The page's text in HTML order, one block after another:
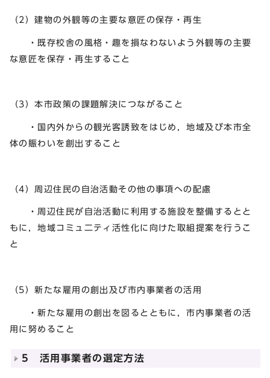
（2）建物の外観等の主要な意匠の保存・再生
・既存校舎の風格・趣を損なわないよう外観等の主要
な意匠を保存・再生すること
（3）本市政策の課題解決につながること
・国内外からの観光客誘致をはじめ，地域及び本市全
体の賑わいを創出すること
（4）周辺住民の自治活動その他の事項への配慮
・周辺住民が自治活動に利用する施設を整備するとと
もに，地域コミュ二ティ活性化に向けた取組提案を行うこ
と
（5）新たな雇用の創出及び市内事業者の活用
・新たな雇用の創出を図るとともに，市内事業者の活
用に努めること
5 活用事業者の選定方法